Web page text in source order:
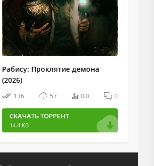
Рабису: Проклятие демона
(2026)
136 57 0.0 0
СКАЧАТЬ ТОРРЕНТ
14.4 KB